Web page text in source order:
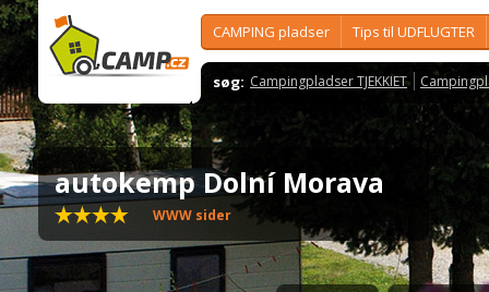
CAMPING pladser Tips til UDFLUGTER
søg: Campingpladser TJEKKIET
autokemp Dolní Morava
WWW sider